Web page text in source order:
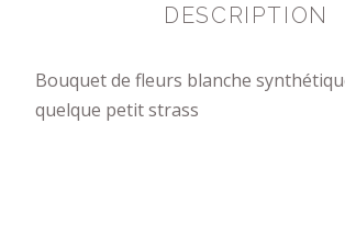
DESCRIPTION
Bouquet de fleurs blanche
quelque petit strass